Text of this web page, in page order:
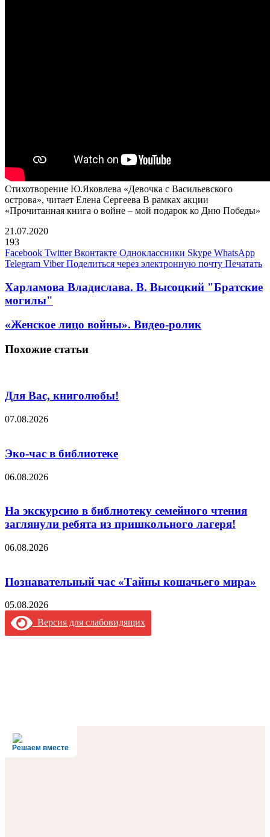
Стихотворение Ю.Яковлева «Девочка с Васильевского
острова», читает Елена Сергеева В рамках акции
«Прочитанная книга о войне – мой подарок ко Дню Победы»
21.07.2020
193
Facebook Twitter Вконтакте Одноклассники Skype WhatsApp
Telegram Viber Поделиться через электронную почту Печатать
Харламова Владислава. В. Высоцкий "Братские
могилы"
«Женское лицо войны». Видео-ролик
Похожие статьи
Для Вас, книголюбы!
07.08.2026
Эко-час в библиотеке
06.08.2026
На экскурсию в библиотеку семейного чтения
заглянули ребята из пришкольного лагеря!
06.08.2026
Познавательный час «Тайны кошачьего мира»
05.08.2026
Версия для слабовидящих
Решаем вместе